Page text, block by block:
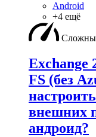
Android
+4 ещё
Exchange
FS (без
внешних
андроид?